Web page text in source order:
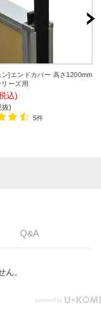
ン]エンドカバー 高さ1200mm
ーズ用
込)
抜)
5件
Q&A
ん。